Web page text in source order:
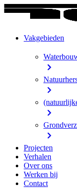
Vakgebieden
Projecten
Verhalen
Over ons
Werken bij
Contact